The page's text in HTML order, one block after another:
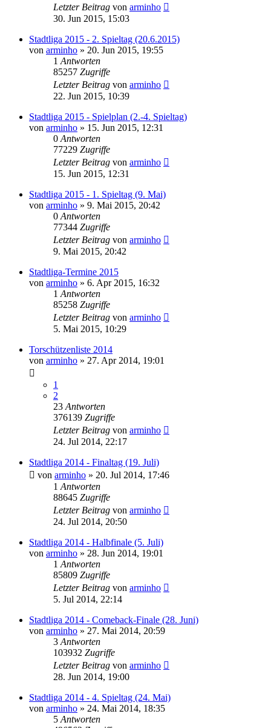
Letzter Beitrag von arminho
30. Jun 2015, 15:03
Stadtliga 2015 - 2. Spieltag (20.6.2015)
von arminho » 20. Jun 2015, 19:55
1 Antworten
85257 Zugriffe
Letzter Beitrag von arminho
22. Jun 2015, 10:39
Stadtliga 2015 - Spielplan (2.-4. Spieltag)
von arminho » 15. Jun 2015, 12:31
0 Antworten
77229 Zugriffe
Letzter Beitrag von arminho
15. Jun 2015, 12:31
Stadtliga 2015 - 1. Spieltag (9. Mai)
von arminho » 9. Mai 2015, 20:42
0 Antworten
77344 Zugriffe
Letzter Beitrag von arminho
9. Mai 2015, 20:42
Stadtliga-Termine 2015
von arminho » 6. Apr 2015, 16:32
1 Antworten
85258 Zugriffe
Letzter Beitrag von arminho
5. Mai 2015, 10:29
Torschützenliste 2014
von arminho » 27. Apr 2014, 19:01
1
2
23 Antworten
376139 Zugriffe
Letzter Beitrag von arminho
24. Jul 2014, 22:17
Stadtliga 2014 - Finaltag (19. Juli)
von arminho » 20. Jul 2014, 17:46
1 Antworten
88645 Zugriffe
Letzter Beitrag von arminho
24. Jul 2014, 20:50
Stadtliga 2014 - Halbfinale (5. Juli)
von arminho » 28. Jun 2014, 19:01
1 Antworten
85809 Zugriffe
Letzter Beitrag von arminho
5. Jul 2014, 22:14
Stadtliga 2014 - Comeback-Finale (28. Juni)
von arminho » 27. Mai 2014, 20:59
3 Antworten
103932 Zugriffe
Letzter Beitrag von arminho
28. Jun 2014, 19:00
Stadtliga 2014 - 4. Spieltag (24. Mai)
von arminho » 24. Mai 2014, 18:35
5 Antworten